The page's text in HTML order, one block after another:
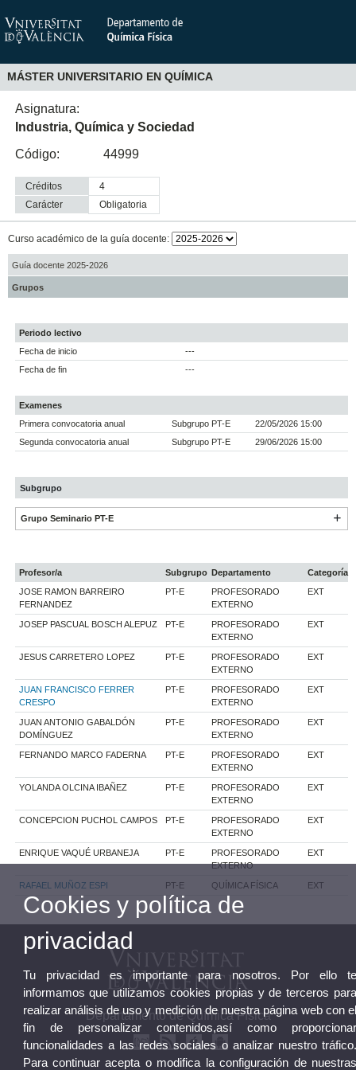
MÁSTER UNIVERSITARIO EN QUÍMICA
Asignatura:
Industria, Química y Sociedad
Código:
44999
Créditos
4
Carácter
obligatoria
Curso académico de la guía docente:
Guía docente 2025-2026
Grupos
Periodo lectivo
Fecha de inicio
---
Fecha de fin
---
Examenes
Primera convocatoria anual
Subgrupo PT-E
22/05/2026 15:00
Segunda convocatoria anual
Subgrupo PT-E 29/06/2026 15:00
Subgrupo
Grupo Seminario PT-E
Profesor/a Subgrupo Departamento
Categoría
JOSE RAMON BARREIRO
FERNANDEZ
PT-E
PROFESORADO
EXTERNO
EXT
JOSEP PASCUAL BOSCH ALEPUZ PT-E
PROFESORADO
EXTERNO
EXT
JESUS CARRETERO LOPEZ PT-E
PROFESORADO
EXTERNO
EXT
JUAN FRANCISCO FERRER
CRESPO
PT-E
PROFESORADO
EXTERNO
EXT
JUAN ANTONIO GABALDÓN
DOMÍNGUEZ
PT-E
PROFESORADO
EXTERNO
EXT
FERNANDO MARCO FADERNA PT-E
PROFESORADO
EXTERNO
EXT
YOLANDA OLCINA IBAÑEZ PT-E
PROFESORADO
EXTERNO
EXT
CONCEPCION PUCHOL CAMPOS PT-E
PROFESORADO
EXTERNO
EXT
ENRIQUE VAQUÉ URBANEJA PT-E
PROFESORADO
EXTERNO
EXT
RAFAEL MUÑOZ ESPI PT-E QUÍMICA FÍSICA EXT
Departamento de Química Física
Cookies y política de
privacidad
Tu privacidad es importante para nosotros. Por ello
informamos que utilizamos cookies propias y de terceros
realizar análisis de uso y medición de nuestra página web con
fin de personalizar contenidos,así como
funcionalidades a las redes sociales o analizar nuestro
Para continuar acepta o modifica la configuración de